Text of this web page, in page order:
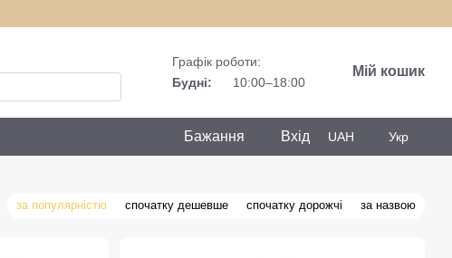
Графік роботи:
Будні:
10:00–18:00
Мій кошик
Бажання Вхід UAH Укр
за популярністю спочатку дешевше спочатку дорожчі за назвою